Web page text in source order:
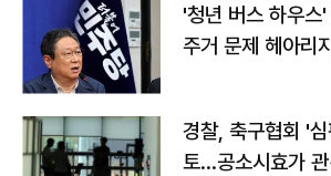
'청년 버스 하우스
주거 문제 헤아리
경찰, 축구협회 '
토…공소시효가